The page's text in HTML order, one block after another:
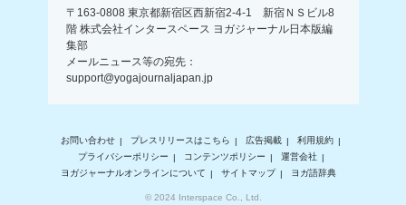
〒163-0808 東京都新宿区西新宿2-4-1 新宿ＮＳビル8
階 株式会社インタースペース ヨガジャーナル日本版編
集部
メールニュース等の宛先：
support@yogajournaljapan.jp
お問い合わせ プレスリリースはこちら 広告掲載
利用規約
プライバシーポリシー
コンテンツポリシー
運営会社
ヨガジャーナルオンラインについて
サイトマップ ヨガ語辞典
© 2024 Interspace Co., Ltd.